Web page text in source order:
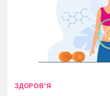
ЗДОРОВ'Я